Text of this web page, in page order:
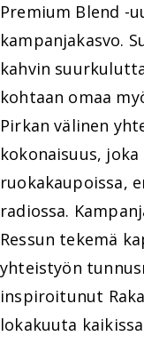
Premium Blend -
kampanjakasvo.
kahvin
kohtaan omaa
Pirkan välinen
kokonaisuus, joka
ruokakaupoissa,
radiossa.
Ressun tekemä
yhteistyön
inspiroitunut
lokakuuta